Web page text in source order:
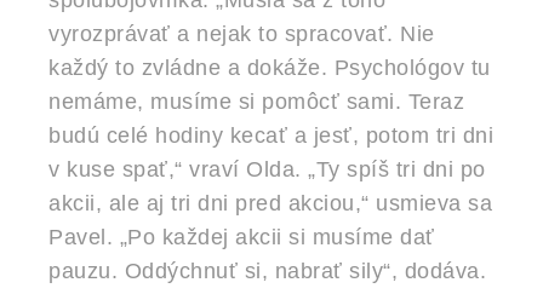
vyrozprávať a nejak to spracovať. Nie
každý to zvládne a dokáže. Psychológov tu
nemáme, musíme si pomôcť sami. Teraz
budú celé hodiny kecať a jesť, potom tri dni
v kuse spať,“ vraví Olda. „Ty spíš tri dni po
akcii, ale aj tri dni pred akciou,“ usmieva sa
Pavel. „Po každej akcii si musíme dať
pauzu. Oddýchnuť si, nabrať sily“, dodáva.